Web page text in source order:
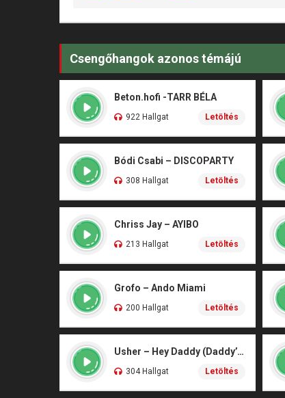
Csengőhangok azonos témájú
Beton.hofi -TARR BÉLA
922 Hallgat Letöltés
Bódi Csabi – DISCOPARTY
308 Hallgat Letöltés
Chriss Jay – AYIBO
213 Hallgat Letöltés
Grofo – Ando Miami
200 Hallgat Letöltés
Usher – Hey Daddy (Daddy’s Home)
304 Hallgat Letöltés